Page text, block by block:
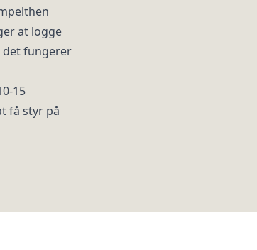
at logge
det fungerer
15
få styr på